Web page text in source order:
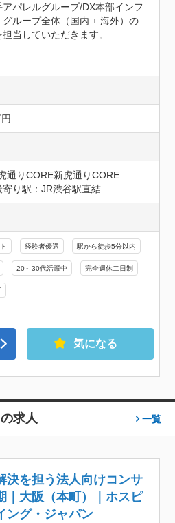
パレルグループ/DX本部インフ
ループ全体（国内 + 海外）の
当していただきます。
通りCORE新虎通りCORE
り駅：JR渋谷駅直結
経験者優遇 駅から徒歩5分以内
20～30代活躍中 完全週休二日制
気になる
求人 一覧
決を担う法人向けコンサ
大阪（本町）｜ホスピ
ング・ジャパン